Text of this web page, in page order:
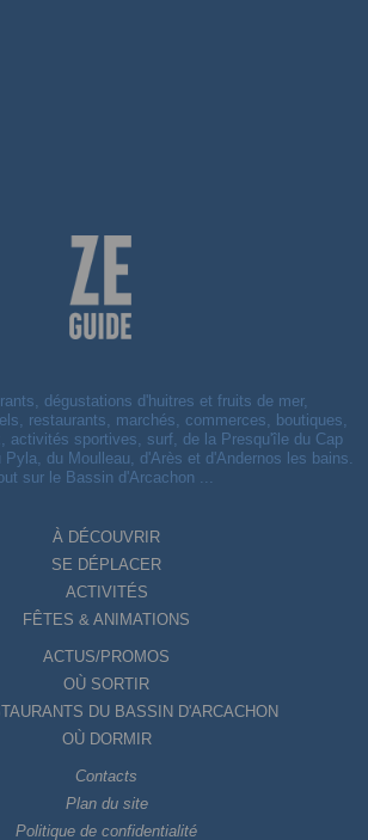
dégustations d'huitres et fruits de mer,
restaurants, marchés, commerces, boutiques,
activités sportives, surf, de la Presqu'île du Cap
Pyla, du Moulleau, d'Arès et d'Andernos les bains.
sur le Bassin d'Arcachon ...
À DÉCOUVRIR
SE DÉPLACER
ACTIVITÉS
FÊTES & ANIMATIONS
ACTUS/PROMOS
OÙ SORTIR
DU BASSIN D'ARCACHON
OÙ DORMIR
Contacts
Plan du site
Politique de confidentialité